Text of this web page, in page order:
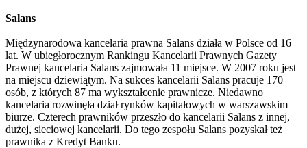
Salans
Międzynarodowa kancelaria prawna Salans działa w Polsce od 16
lat. W ubiegłorocznym Rankingu Kancelarii Prawnych Gazety
Prawnej kancelaria Salans zajmowała 11 miejsce. W 2007 roku jest
na miejscu dziewiątym. Na sukces kancelarii Salans pracuje 170
osób, z których 87 ma wykształcenie prawnicze. Niedawno
kancelaria rozwinęła dział rynków kapitałowych w warszawskim
biurze. Czterech prawników przeszło do kancelarii Salans z innej,
dużej, sieciowej kancelarii. Do tego zespołu Salans pozyskał też
prawnika z Kredyt Banku.